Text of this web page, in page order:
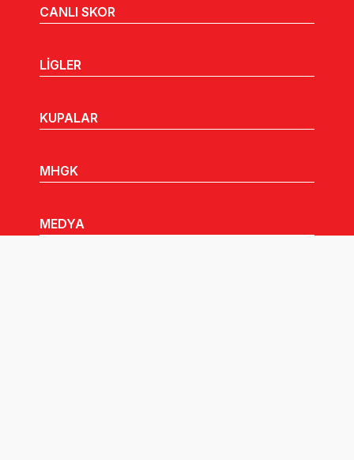
CANLI SKOR
LİGLER
KUPALAR
MHGK
MEDYA